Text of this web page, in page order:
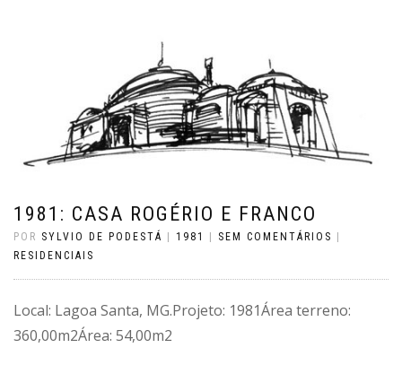
1981: CASA ROGÉRIO E FRANCO
POR SYLVIO DE PODESTÁ 1981 SEM COMENTÁRIOS
RESIDENCIAIS
Local: Lagoa Santa, MG.Projeto: 1981Área terreno:
360,00m2Área: 54,00m2